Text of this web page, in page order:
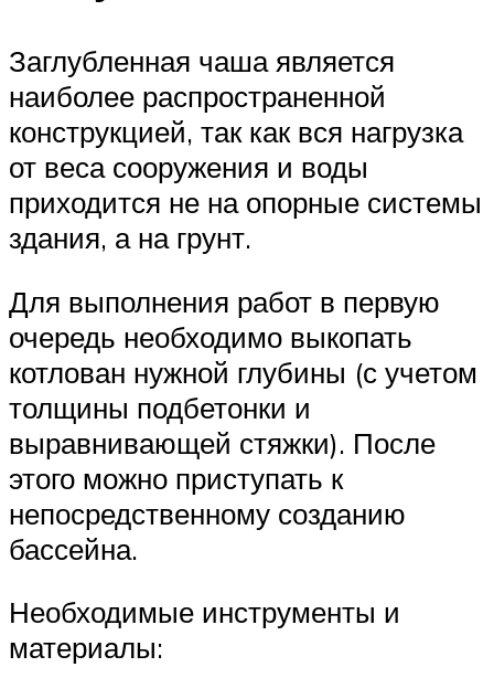
Заглубленная чаша является
наиболее распространенной
конструкцией, так как вся нагрузка
от веса сооружения и воды
приходится не на опорные системы
здания, а на грунт.
Для выполнения работ в первую
очередь необходимо выкопать
котлован нужной глубины (с учетом
толщины подбетонки и
выравнивающей стяжки). После
этого можно приступать к
непосредственному созданию
бассейна.
Необходимые инструменты и
материалы: